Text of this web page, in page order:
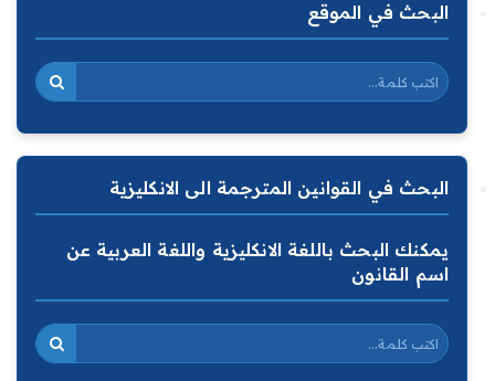
البحث في الموقع
البحث في القوانين المترجمة الى الانكليزية
يمكنك البحث باللغة الانكليزية واللغة العربية عن
اسم القانون